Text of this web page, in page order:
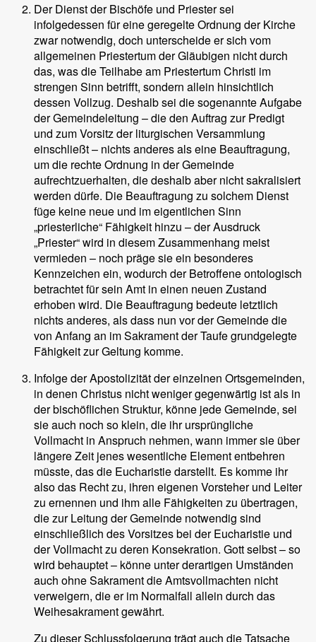
Der Dienst der Bischöfe und Priester sei
infolgedessen für eine geregelte Ordnung der Kirche
zwar notwendig, doch unterscheide er sich vom
allgemeinen Priestertum der Gläubigen nicht durch
das, was die Teilhabe am Priestertum Christi im
strengen Sinn betrifft, sondern allein hinsichtlich
dessen Vollzug. Deshalb sei die sogenannte Aufgabe
der Gemeindeleitung – die den Auftrag zur Predigt
und zum Vorsitz der liturgischen Versammlung
einschließt – nichts anderes als eine Beauftragung,
um die rechte Ordnung in der Gemeinde
aufrechtzuerhalten, die deshalb aber nicht sakralisiert
werden dürfe. Die Beauftragung zu solchem Dienst
füge keine neue und im eigentlichen Sinn
„priesterliche“ Fähigkeit hinzu – der Ausdruck
„Priester“ wird in diesem Zusammenhang meist
vermieden – noch präge sie ein besonderes
Kennzeichen ein, wodurch der Betroffene ontologisch
betrachtet für sein Amt in einen neuen Zustand
erhoben wird. Die Beauftragung bedeute letztlich
nichts anderes, als dass nun vor der Gemeinde die
von Anfang an im Sakrament der Taufe grundgelegte
Fähigkeit zur Geltung komme.
Infolge der Apostolizität der einzelnen Ortsgemeinden,
in denen Christus nicht weniger gegenwärtig ist als in
der bischöflichen Struktur, könne jede Gemeinde, sei
sie auch noch so klein, die ihr ursprüngliche
Vollmacht in Anspruch nehmen, wann immer sie über
längere Zeit jenes wesentliche Element entbehren
müsste, das die Eucharistie darstellt. Es komme ihr
also das Recht zu, ihren eigenen Vorsteher und Leiter
zu ernennen und ihm alle Fähigkeiten zu übertragen,
die zur Leitung der Gemeinde notwendig sind
einschließlich des Vorsitzes bei der Eucharistie und
der Vollmacht zu deren Konsekration. Gott selbst – so
wird behauptet – könne unter derartigen Umständen
auch ohne Sakrament die Amtsvollmachten nicht
verweigern, die er im Normalfall allein durch das
Weihesakrament gewährt.
Zu dieser Schlussfolgerung trägt auch die Tatsache